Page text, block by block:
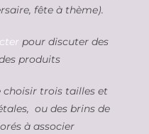
fête à thème).
pour discuter des
produits
choisir trois tailles et
ou des brins de
à associer